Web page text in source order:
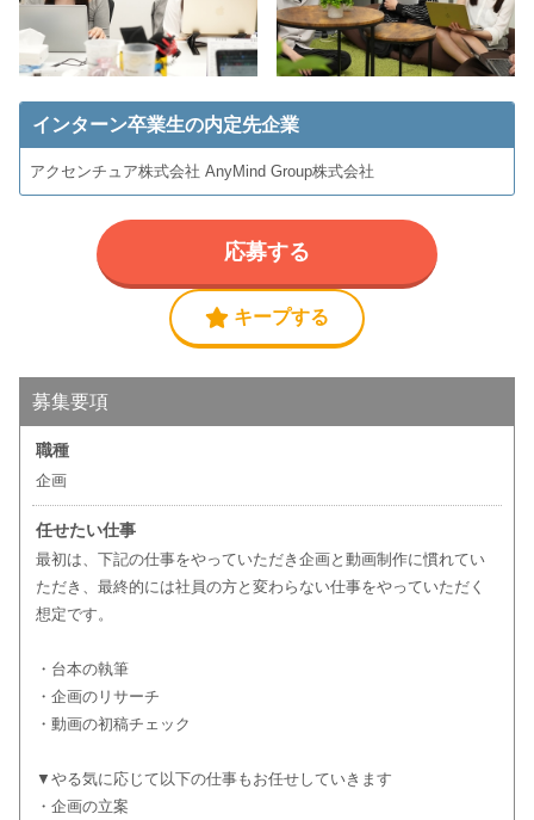
インターン卒業生の内定先企業
アクセンチュア株式会社 AnyMind Group株式会社
キープする
応募する
募集要項
職種
企画
任せたい仕事
最初は、下記の仕事をやっていただき企画と動画制作に慣れてい
ただき、最終的には社員の方と変わらない仕事をやっていただく
想定です。
・台本の執筆
・企画のリサーチ
・動画の初稿チェック
▼やる気に応じて以下の仕事もお任せしていきます
・企画の立案